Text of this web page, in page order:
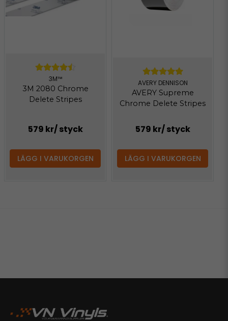
3M™
3M 2080 Chrome
Delete Stripes
579 kr/ styck
LÄGG I VARUKORGEN
AVERY DENNISON
AVERY Supreme
Chrome Delete Stripes
579 kr/ styck
LÄGG I VARUKORGEN